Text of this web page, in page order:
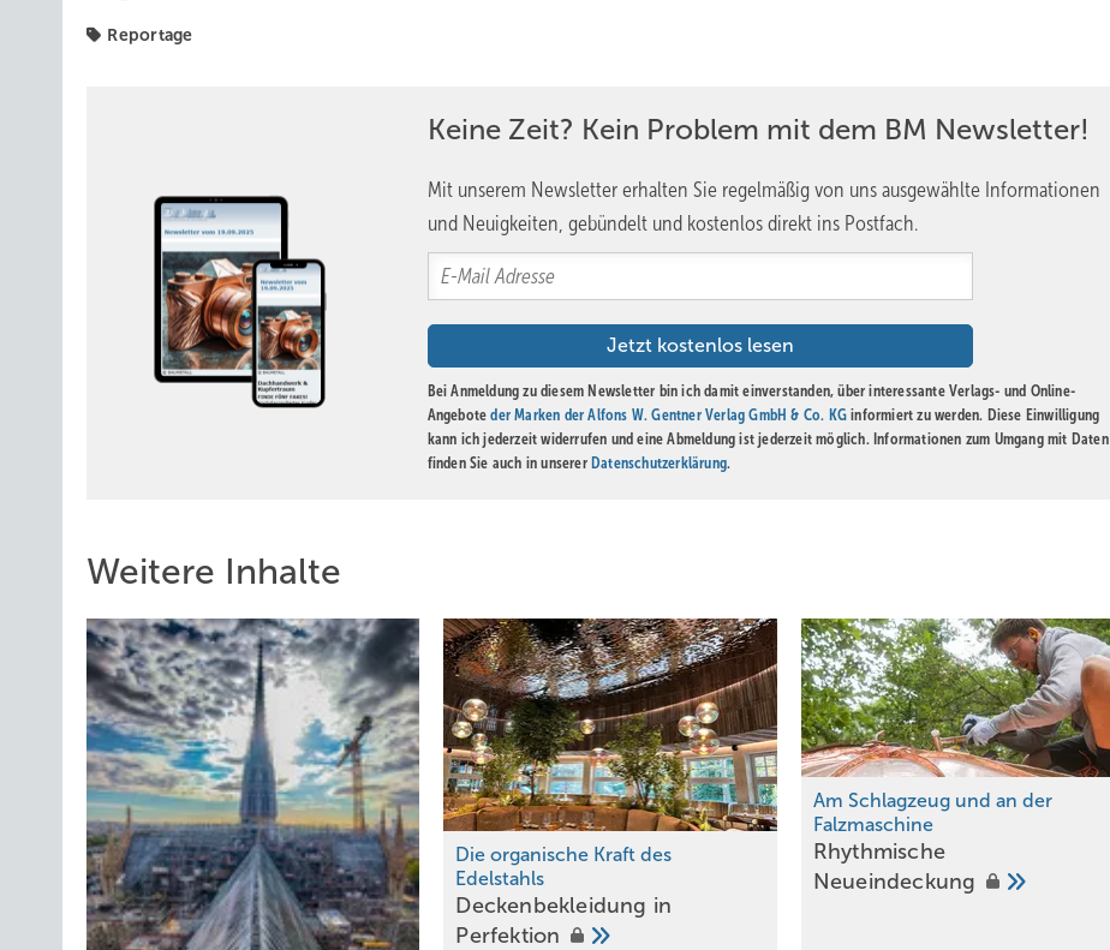
denen die Modelle für die Dachelemente von Notre-Dame entstehen.
die Heros der Fassaden und Dächer Seite an Seite auf dem First der Weltgeschichte.
* Nicolas Bossard ist technischer Direktor und produktionsverantwortlicher Leiter der Werkstätten für Dachdeckerei und
Kunsthandwerk bei Balas. Olivier Etienne ist Direktor der Balas-Abteilung für Dachdeckerei und Denkmalpflege.
Bild: Vollmer, www.Fotojetzt.com
Beginn eines besonderen Austauschs: Die Delegation aus Paris erreicht die Domplatte für den gemeinsamen Aufstieg auf den Kölner Dom
Reportage
Keine Zeit? Kein Problem mit dem BM Newsletter!
Mit unserem Newsletter erhalten Sie regelmäßig von uns ausgewählte Informationen
und Neuigkeiten, gebündelt und kostenlos direkt ins Postfach.
Bei Anmeldung zu diesem Newsletter bin ich damit einverstanden, über interessante Verlags- und Online-
Angeboteder Marken der Alfons W. Gentner Verlag GmbH & Co. KG informiert zu werden. Diese Einwilligung
kann ich jederzeit widerrufen und eine Abmeldung ist jederzeit möglich. Informationen zum Umgang mit Daten
finden Sie auch in unserer Datenschutzerklärung.
Weitere Inhalte
Die organische Kraft des
Edelstahls
Deckenbekleidung in
Perfektion
Am Schlagzeug und an der
Falzmaschine
Rhythmische
Neueindeckung